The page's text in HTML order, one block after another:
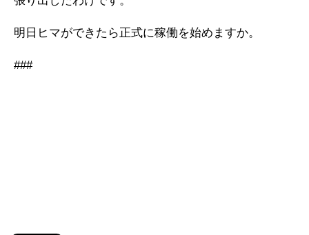
明日ヒマができたら正式に稼働を始めますか。
###